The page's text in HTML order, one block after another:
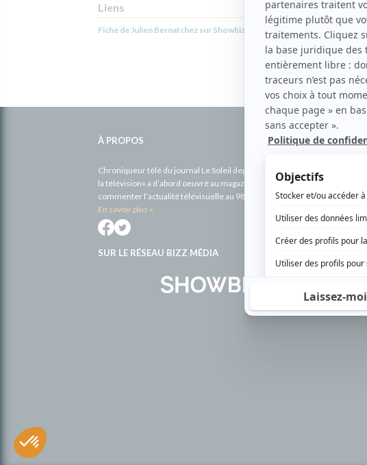
Liens
Fiche de Julien Bernatchez sur Showbizz.net
À PROPOS
Chroniqueur télé du journal Le Soleil depuis 2001, Richard Therrien
la télévision» a d’abord oeuvré au magazine TV Hebdo de 1996 à 2001.
commenter l’actualité télévisuelle au 98,5.
En savoir plus »
SUR LE RÉSEAU BIZZ MÉDIA